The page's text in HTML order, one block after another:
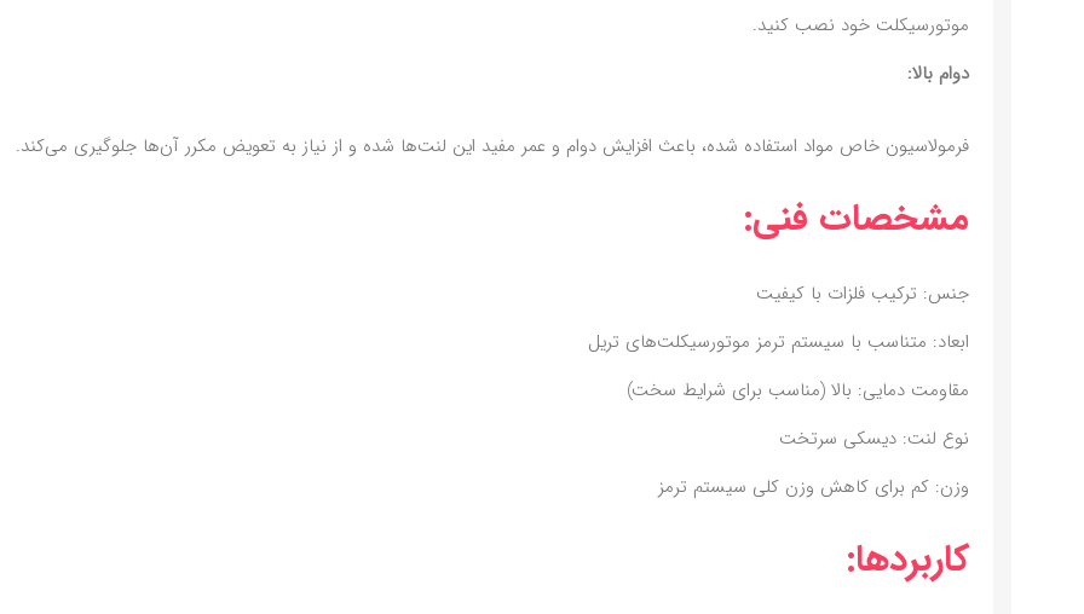
موتورسیکلت خود نصب کنید.
دوام بالا:
فرمولاسیون خاص مواد استفاده شده، باعث افزایش دوام و عمر مفید این لنت‌ها شده و از نیاز به تعویض مکرر آن‌ها جلوگیری می‌کند.
مشخصات فنی:
جنس: ترکیب فلزات با کیفیت
ابعاد: متناسب با سیستم ترمز موتورسیکلت‌های تریل
مقاومت دمایی: بالا (مناسب برای شرایط سخت)
نوع لنت: دیسکی سرتخت
وزن: کم برای کاهش وزن کلی سیستم ترمز
کاربردها: